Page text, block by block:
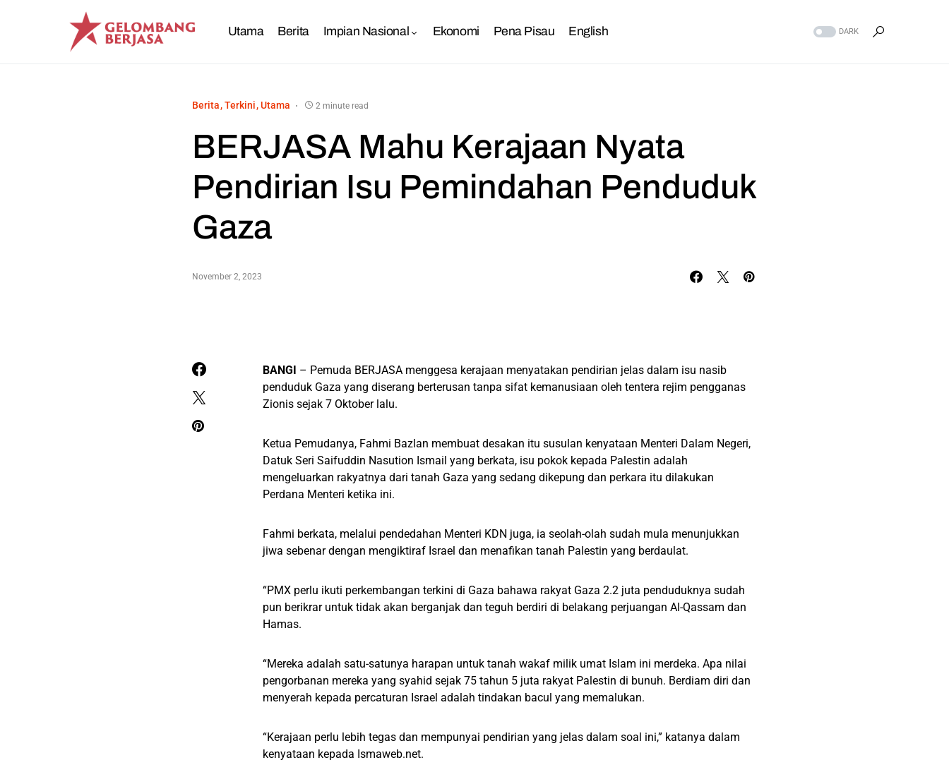
Utama Berita Impian Nasional Ekonomi Pena Pisau English DARK
Berita Terkini Utama 2 minute read
BERJASA Mahu Kerajaan Nyata
Pendirian Isu Pemindahan Penduduk
Gaza
November 2, 2023
BANGI – Pemuda BERJASA menggesa kerajaan menyatakan pendirian jelas dalam isu nasib
penduduk Gaza yang diserang berterusan tanpa sifat kemanusiaan oleh tentera rejim pengganas
Zionis sejak 7 Oktober lalu.
Ketua Pemudanya, Fahmi Bazlan membuat desakan itu susulan kenyataan Menteri Dalam Negeri,
Datuk Seri Saifuddin Nasution Ismail yang berkata, isu pokok kepada Palestin adalah
mengeluarkan rakyatnya dari tanah Gaza yang sedang dikepung dan perkara itu dilakukan
Perdana Menteri ketika ini.
Fahmi berkata, melalui pendedahan Menteri KDN juga, ia seolah-olah sudah mula menunjukkan
jiwa sebenar dengan mengiktiraf Israel dan menafikan tanah Palestin yang berdaulat.
“PMX perlu ikuti perkembangan terkini di Gaza bahawa rakyat Gaza 2.2 juta penduduknya sudah
pun berikrar untuk tidak akan berganjak dan teguh berdiri di belakang perjuangan Al-Qassam dan
Hamas.
“Mereka adalah satu-satunya harapan untuk tanah wakaf milik umat Islam ini merdeka. Apa nilai
pengorbanan mereka yang syahid sejak 75 tahun 5 juta rakyat Palestin di bunuh. Berdiam diri dan
menyerah kepada percaturan Israel adalah tindakan bacul yang memalukan.
“Kerajaan perlu lebih tegas dan mempunyai pendirian yang jelas dalam soal ini,” katanya dalam
kenyataan kepada Ismaweb.net.